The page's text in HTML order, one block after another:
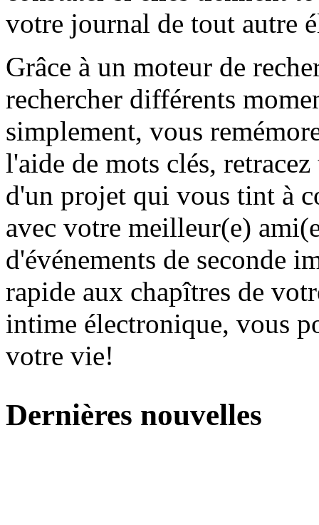
votre journal de tout autre
Grâce à un moteur de
rechercher différents
simplement, vous
l'aide de mots clés,
d'un projet qui vous tint à
avec votre meilleur(e)
d'événements de seconde
rapide aux chapîtres de
intime électronique, vous
votre vie!
Dernières nouvelles